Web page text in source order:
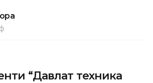
“Давлат техника